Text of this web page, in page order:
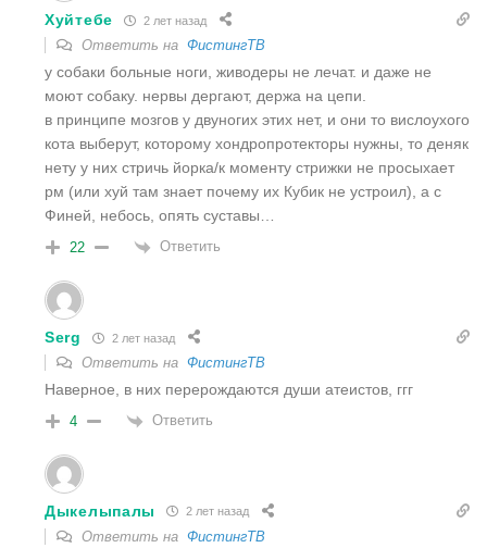
Хуйтебе 2 лет назад
Ответить на ФистингТВ
у собаки больные ноги, живодеры не лечат. и даже не
моют собаку. нервы дергают, держа на цепи.
в принципе мозгов у двуногих этих нет, и они то вислоухого
кота выберут, которому хондропротекторы нужны, то деняк
нету у них стричь йорка/к моменту стрижки не просыхает
рм (или хуй там знает почему их Кубик не устроил), а с
Финей, небось, опять суставы…
22 Ответить
Serg 2 лет назад
Ответить на ФистингТВ
Наверное, в них перерождаются души атеистов, ггг
4 Ответить
Дыкелыпалы 2 лет назад
Ответить на ФистингТВ